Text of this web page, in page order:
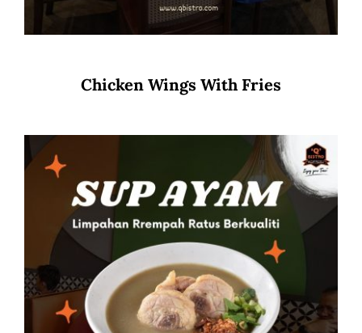
Chicken Wings With Fries